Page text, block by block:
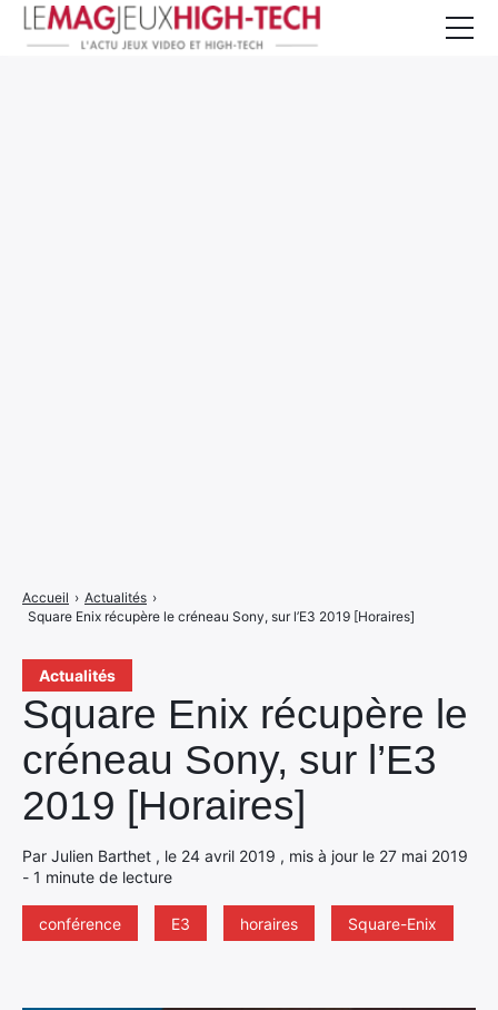
Actualités
Square Enix récupère le
créneau Sony, sur l’E3
2019 [Horaires]
Par Julien Barthet , le 24 avril 2019 , mis à jour le 27 mai 2019
- 1 minute de lecture
conférence E3 horaires Square-Enix
Accueil › Actualités ›
Square Enix récupère le créneau Sony, sur l’E3 2019 [Horaires]